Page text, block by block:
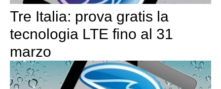
Tre Italia: prova gratis la
tecnologia LTE fino al 31
marzo